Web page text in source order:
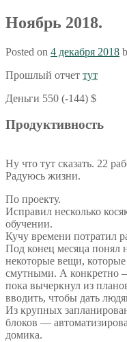
Ноябрь 2018.
Posted on 4 декабря 2018
Прошлый отчет тут
Деньги 550 (-144) $
Продуктивность
Ну что тут сказать. 22
Радуюсь жизни.
По проекту.
Исправил несколько
обучении.
Кучу времени потратил
Под конец месяца понял
некоторые вещи,
смутными. А конкретно
пока вычеркнул из
вводить, чтобы дать
Из крупных
блоков —
домика.